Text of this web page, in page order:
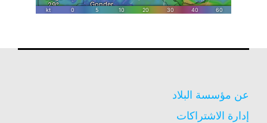
عن مؤسسة البلاد
إدارة الاشتراكات